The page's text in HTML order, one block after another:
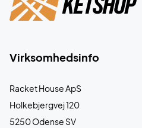
Virksomhedsinfo
Racket House ApS
Holkebjergvej 120
5250 Odense SV